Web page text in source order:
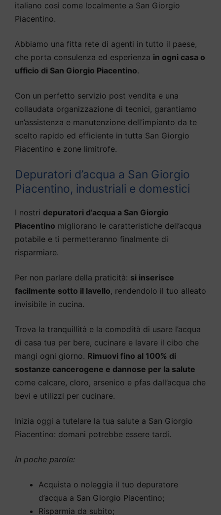
italiano così come localmente a San Giorgio
Piacentino.
Abbiamo una fitta rete di agenti in tutto il paese,
che porta consulenza ed esperienza in ogni casa o
ufficio di San Giorgio Piacentino.
Con un perfetto servizio post vendita e una
collaudata organizzazione di tecnici, garantiamo
un’assistenza e manutenzione dell’impianto da te
scelto rapido ed efficiente in tutta San Giorgio
Piacentino e zone limitrofe.
Depuratori d’acqua a San Giorgio
Piacentino, industriali e domestici
I nostri depuratori d’acqua a San Giorgio
Piacentino migliorano le caratteristiche dell’acqua
potabile e ti permetteranno finalmente di
risparmiare.
Per non parlare della praticità: si inserisce
facilmente sotto il lavello, rendendolo il tuo alleato
invisibile in cucina.
Trova la tranquillità e la comodità di usare l’acqua
di casa tua per bere, cucinare e lavare il cibo che
mangi ogni giorno. Rimuovi fino al 100% di
sostanze cancerogene e dannose per la salute
come calcare, cloro, arsenico e pfas dall’acqua che
bevi e utilizzi per cucinare.
Inizia oggi a tutelare la tua salute a San Giorgio
Piacentino: domani potrebbe essere tardi.
In poche parole:
Acquista o noleggia il tuo depuratore
d’acqua a San Giorgio Piacentino;
Risparmia da subito;